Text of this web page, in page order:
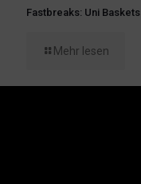
Fastbreaks: Uni
Mehr lesen